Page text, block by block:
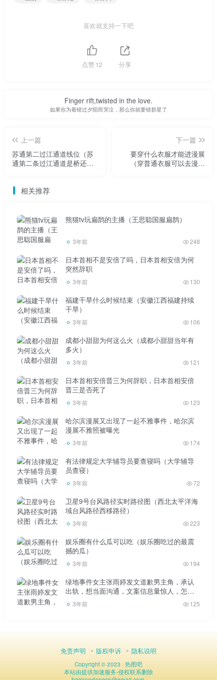
张家口自古以来就是重要的关隘，素有长城明珠、塞外
山城之称。中国著名的“人”铁路直达张家口。同时拥有草原
张家港
墩、韩墩、河阳山、凤凰山、西新村、西漳、西烟、老烟
墩。时间跨度从2500年到8000年。张家港，原名沙洲，是大
康书记居住的城市。
张家界
张家界位于湖南，一个地级市。是中国最重要的旅游城
市，张家界国家森林公园，武陵源风景区。1992年，武陵源
年，它被列入第一批世界地质公园。2007年被列入中国首批
国家5A级旅游景区。2017年，被授予“国家森林城市”荣誉称
号。
张家口展现了北方无拘无束的美丽，让你领略到北方的
风光，张家港的人文，江苏的美景。张家界的美是林中奇
迹。
来就是著名的要塞，张家港水路运输。
喜欢就支持一下吧
点赞12 分享
Finger rift,twisted in the love.
如果你为着错过夕阳而哭泣，那么你就要错群星了
上一篇
苏通第二过江通道线位（苏
通第二条过江通道是桥还是
下一篇
要穿什么衣服才能进漫展
（穿普通衣服可以去漫展
相关推荐
熊猫tv玩扁鹊的主播（王思聪国服扁鹊）
3年前 248
日本首相不是安倍了吗，日本首相安倍为何
突然辞职
3年前 130
福建干旱什么时候结束（安徽江西福建持续
干旱）
3年前 106
成都小甜甜为何这么火（成都小甜甜当年有
多火）
3年前 121
日本首相安倍晋三为何辞职，日本首相安倍
晋三是否死了
3年前 123
哈尔滨漫展又出现了一起不雅事件，哈尔滨
漫展不雅照被曝光
3年前 174
有法律规定大学辅导员要查寝吗（大学辅导
员查寝）
3年前 72
卫星9号台风路径实时路径图（西北太平洋海
域台风路径西移路径）
3年前 223
娱乐圈有什么瓜可以吃（娱乐圈吃过的最震
撼的瓜）
3年前 194
绿地事件女主张雨婷发文道歉男主角，承认
出轨，想当面沟通，文案信息量惊人，怎么
看？
3年前 125
免责声明 版权申诉 隐私说明
Copyright © 2023 ·热图吧
本站由提供加速服务-侵权联系删除